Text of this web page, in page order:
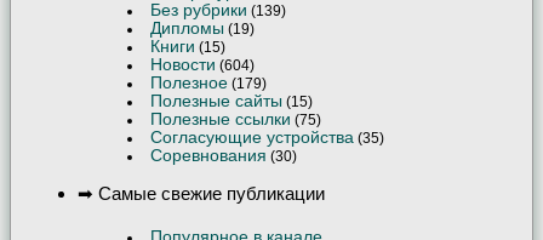
Без рубрики (139)
Дипломы (19)
Книги (15)
Новости (604)
Полезное (179)
Полезные сайты (15)
Полезные ссылки (75)
Согласующие устройства (35)
Соревнования (30)
➡ Самые свежие публикации